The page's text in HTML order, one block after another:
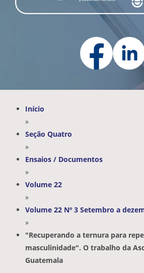
Início
»
Seção Quatro
»
Ensaios / Documentos
»
Volume 22
»
Volume 22 Nº 3 Setembro a
»
"Recuperando a ternura para
masculinidade". O trabalho da
Guatemala